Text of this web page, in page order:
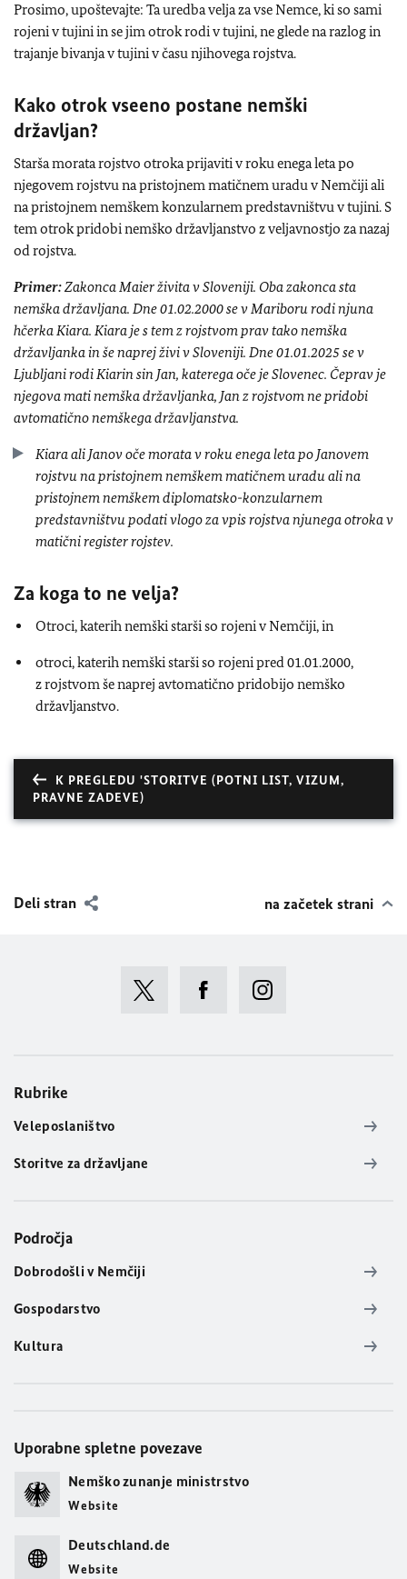
Prosimo, upoštevajte: Ta uredba velja za vse Nemce, ki so sami
rojeni v tujini in se jim otrok rodi v tujini, ne glede na razlog in
trajanje bivanja v tujini v času njihovega rojstva.
Kako otrok vseeno postane nemški
državljan?
Starša morata rojstvo otroka prijaviti v roku enega leta po
njegovem rojstvu na pristojnem matičnem uradu v Nemčiji ali
na pristojnem nemškem konzularnem predstavništvu v tujini. S
tem otrok pridobi nemško državljanstvo z veljavnostjo za nazaj
od rojstva.
Primer:Zakonca Maier živita v Sloveniji. Oba zakonca sta
nemška državljana. Dne 01.02.2000 se v Mariboru rodi njuna
hčerka Kiara. Kiara je s tem z rojstvom prav tako nemška
državljanka in še naprej živi v Sloveniji. Dne 01.01.2025 se v
Ljubljani rodi Kiarin sin Jan, katerega oče je Slovenec. Čeprav je
njegova mati nemška državljanka, Jan z rojstvom ne pridobi
avtomatično nemškega državljanstva.
Kiara ali Janov oče morata v roku enega leta po Janovem
rojstvu na pristojnem nemškem matičnem uradu ali na
pristojnem nemškem diplomatsko-konzularnem
predstavništvu podati vlogo za vpis rojstva njunega otroka v
matični register rojstev.
Za koga to ne velja?
Otroci, katerih nemški starši so rojeni v Nemčiji, in
otroci, katerih nemški starši so rojeni pred 01.01.2000,
z rojstvom še naprej avtomatično pridobijo nemško
državljanstvo.
K PREGLEDU 'STORITVE (POTNI LIST, VIZUM,
PRAVNE ZADEVE)
Deli stran na začetek strani
Rubrike
Veleposlaništvo
Storitve za državljane
Področja
Dobrodošli v Nemčiji
Gospodarstvo
Kultura
Uporabne spletne povezave
Nemško zunanje ministrstvo
Website
Deutschland.de
Website